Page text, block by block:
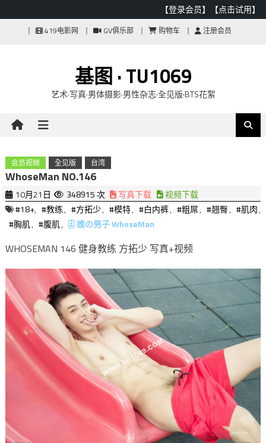
【登录会员】 【点击试用】
419电影网 GV俱乐部 购物车 注册会员
基图 · TU1069
艺术·写真·男体摄影·男性杂志·全见版·BTS花絮
会员视频 全见版 台湾
WhoseMan NO.146
10月21日 348915 次 写真下载
视频下载
#18+, #教练, #方拓少, #模特, #白内裤, #粗屌, #翘臀, #肌肉,
#胸肌, #腹肌, 誰の男子 WhoseMan
WHOSEMAN 146 健身教练 方拓少 写真+视频